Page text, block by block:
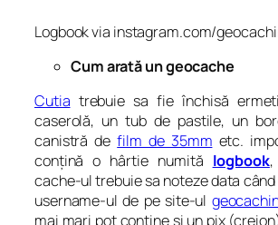
Logbook via instagram.com/
Cum arată un geocache
Cutia trebuie sa fie închisă
caserolă, un tub de pastile, un
canistră defilm de 35mm etc.
conțină o hârtie numită logbook,
cache-ul trebuie sa noteze data
username-ul de pe site-ul
mai mari pot conține și un pix